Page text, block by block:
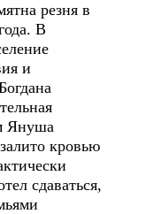
резня в
В
и
Януша
кровью
сдаваться,